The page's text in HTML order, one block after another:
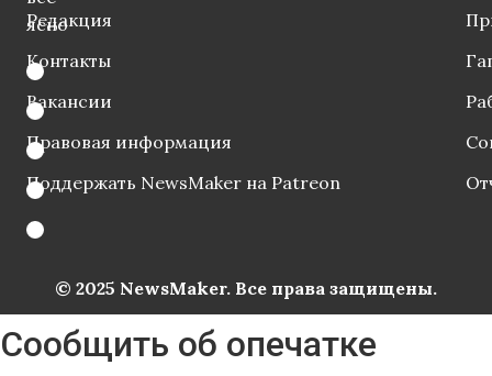
ясно
Редакция
Контакты
Вакансии
Правовая информация
Поддержать NewsMaker на Patreon
© 2025 NewsMaker. Все права защищены.
Сообщить об опечатке